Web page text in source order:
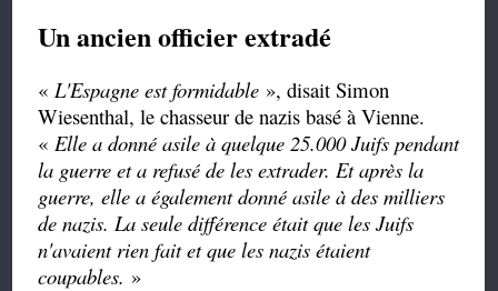
Un ancien officier extradé
« L'Espagne est formidable », disait Simon
Wiesenthal, le chasseur de nazis basé à Vienne.
« Elle a donné asile à quelque 25.000 Juifs pendant
la guerre et a refusé de les extrader. Et après la
guerre, elle a également donné asile à des milliers
de nazis. La seule différence était que les Juifs
n'avaient rien fait et que les nazis étaient
coupables. »